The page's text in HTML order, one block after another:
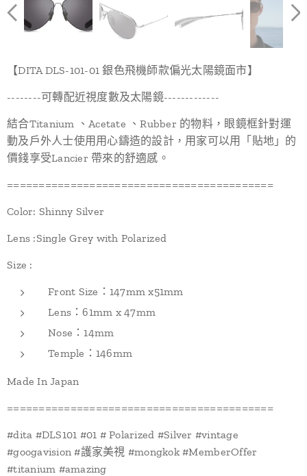
【DITA DLS-101-01 銀色飛機師款偏光太陽鏡面市】
--------可轉配近視度數及太陽鏡-------------
結合Titanium 、Acetate 、Rubber 的物料，眼鏡框針對運
動及戶外人士使用用心鑄造的設計，用家可以用「貼地」的
價錢享受Lancier 帶來的舒適感。
==========================================
Color: Shinny Silver
Lens :Single Grey with Polarized
Size :
Front Size：147mm x51mm
Lens：61mm x 47mm
Nose：14mm
Temple：146mm
Made In Japan
==========================================
#dita #DLS101 #01 # Polarized #Silver #vintage
#googavision #護家美視 #mongkok #MemberOffer
#titanium #amazing